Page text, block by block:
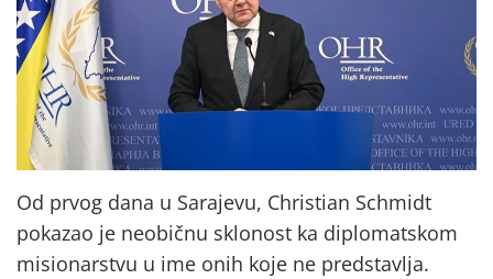
Od prvog dana u Sarajevu, Christian Schmidt
pokazao je neobičnu sklonost ka diplomatskom
misionarstvu u ime onih koje ne predstavlja.